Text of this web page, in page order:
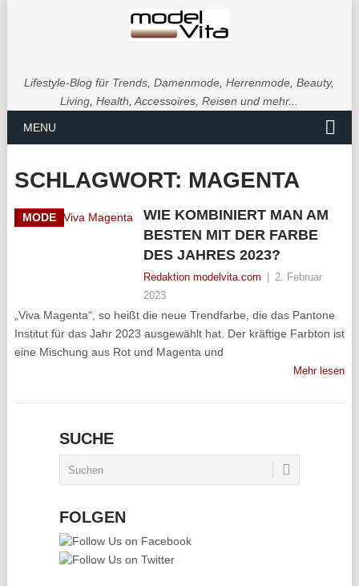
Lifestyle-Blog für Trends, Damenmode, Herrenmode, Beauty,
Living, Health, Accessoires, Reisen und mehr...
MENU
SCHLAGWORT: MAGENTA
MODE
WIE KOMBINIERT MAN AM
BESTEN MIT DER FARBE
DES JAHRES 2023?
Redaktion modelvita.com
2. Februar
2023
„Viva Magenta“, so heißt die neue Trendfarbe, die das Pantone
Institut für das Jahr 2023 ausgewählt hat. Der kräftige Farbton ist
eine Mischung aus Rot und Magenta und
Mehr lesen
SUCHE
FOLGEN